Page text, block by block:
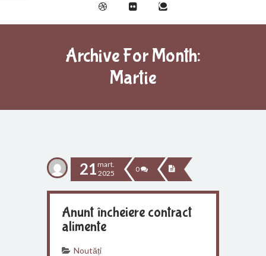
Archive For Month:
Martie
21mart.
2025
0
Anunt încheiere contract
alimente
Noutăți